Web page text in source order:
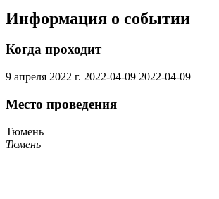
Информация о событии
Когда проходит
9 апреля 2022 г. 2022-04-09 2022-04-09
Место проведения
Тюмень
Тюмень